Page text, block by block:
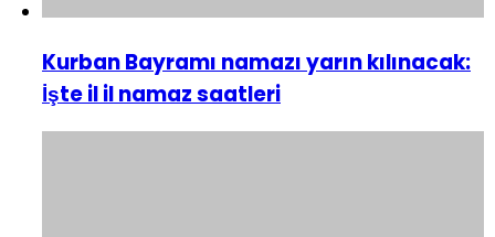
Kurban Bayramı namazı yarın kılınacak:
İşte il il namaz saatleri